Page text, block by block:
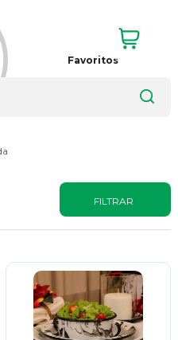
Favoritos
FILTRAR